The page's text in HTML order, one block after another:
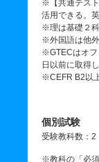
※【共通テス
活用できる。
※理は基礎２科
※外国語は他
※GTECはオフ
日以前に取得
※CEFR B2以
個別試験
受験教科数：
※教科の「必